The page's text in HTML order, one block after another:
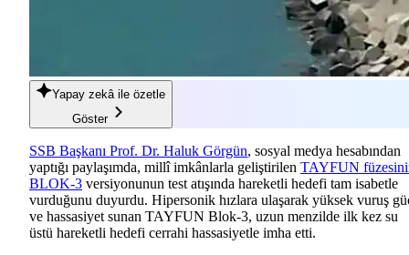
Yapay zekâ ile özetle
Göster
SSB Başkanı Prof. Dr. Haluk Görgün, sosyal medya hesabından
yaptığı paylaşımda, millî imkânlarla geliştirilen TAYFUN
BLOK-3 versiyonunun test atışında hareketli hedefi tam isabetle
vurduğunu duyurdu. Hipersonik hızlara ulaşarak yüksek vuruş
ve hassasiyet sunan TAYFUN Blok-3, uzun menzilde ilk kez su
üstü hareketli hedefi cerrahi hassasiyetle imha etti.